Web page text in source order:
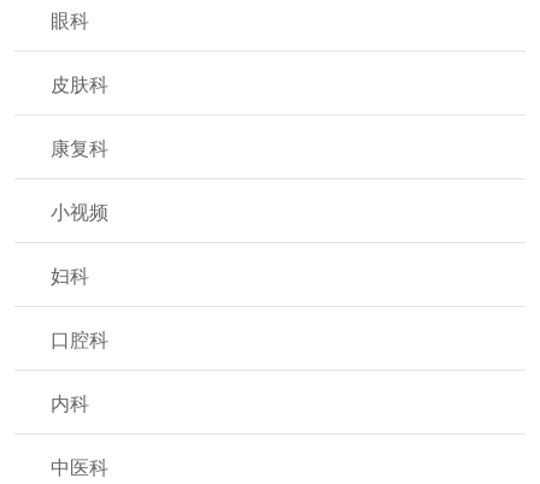
眼科
皮肤科
康复科
小视频
妇科
口腔科
内科
中医科